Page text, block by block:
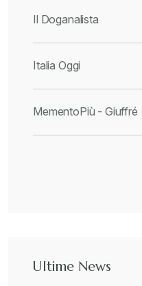
Il Doganalista
Italia Oggi
MementoPiù - Giuffré
Ultime News